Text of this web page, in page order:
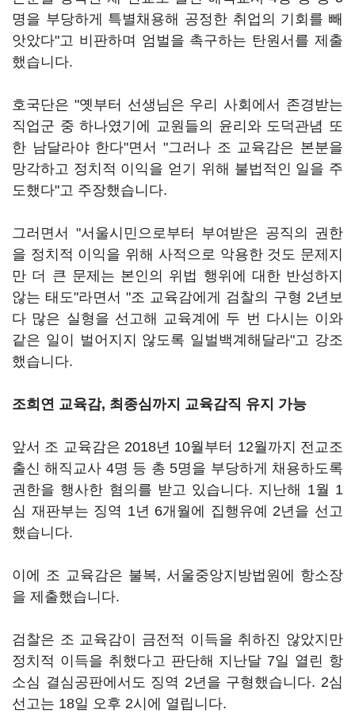
명을 부당하게 특별채용해 공정한 취업의 기회를 빼
앗았다"고 비판하며 엄벌을 촉구하는 탄원서를 제출
했습니다.
호국단은 "옛부터 선생님은 우리 사회에서 존경받는
직업군 중 하나였기에 교원들의 윤리와 도덕관념 또
한 남달라야 한다"면서 "그러나 조 교육감은 본분을
망각하고 정치적 이익을 얻기 위해 불법적인 일을 주
도했다"고 주장했습니다.
그러면서 "서울시민으로부터 부여받은 공직의 권한
을 정치적 이익을 위해 사적으로 악용한 것도 문제지
만 더 큰 문제는 본인의 위법 행위에 대한 반성하지
않는 태도"라면서 "조 교육감에게 검찰의 구형 2년보
다 많은 실형을 선고해 교육계에 두 번 다시는 이와
같은 일이 벌어지지 않도록 일벌백계해달라"고 강조
했습니다.
조희연 교육감, 최종심까지 교육감직 유지 가능
앞서 조 교육감은 2018년 10월부터 12월까지 전교조
출신 해직교사 4명 등 총 5명을 부당하게 채용하도록
권한을 행사한 혐의를 받고 있습니다. 지난해 1월 1
심 재판부는 징역 1년 6개월에 집행유예 2년을 선고
했습니다.
이에 조 교육감은 불복, 서울중앙지방법원에 항소장
을 제출했습니다.
검찰은 조 교육감이 금전적 이득을 취하진 않았지만
정치적 이득을 취했다고 판단해 지난달 7일 열린 항
소심 결심공판에서도 징역 2년을 구형했습니다. 2심
선고는 18일 오후 2시에 열립니다.